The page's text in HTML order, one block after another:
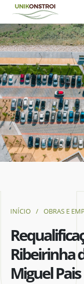
INÍCIO / OBRAS E
Ribeirinha
Miguel Pais